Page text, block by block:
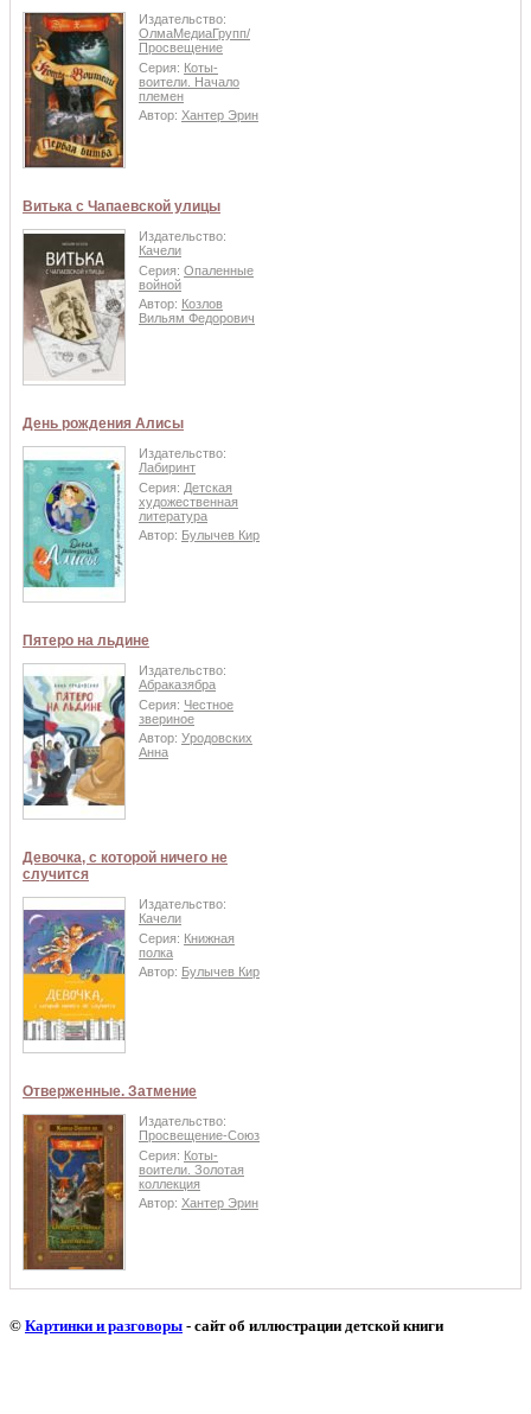
Издательство:
ОлмаМедиаГрупп/
Просвещение
Серия: Коты-
воители. Начало
племен
Автор: Хантер Эрин
Витька с Чапаевской улицы
Издательство:
Качели
Серия: Опаленные
войной
Автор: Козлов
Вильям Федорович
День рождения Алисы
Издательство:
Лабиринт
Серия: Детская
художественная
литература
Автор: Булычев Кир
Пятеро на льдине
Издательство:
Абраказябра
Серия: Честное
звериное
Автор: Уродовских
Анна
Девочка, с которой ничего не
случится
Издательство:
Качели
Серия: Книжная
полка
Автор: Булычев Кир
Отверженные. Затмение
Издательство:
Просвещение-Союз
Серия: Коты-
воители. Золотая
коллекция
Автор: Хантер Эрин
© Картинки и разговоры - сайт об иллюстрации детской книги